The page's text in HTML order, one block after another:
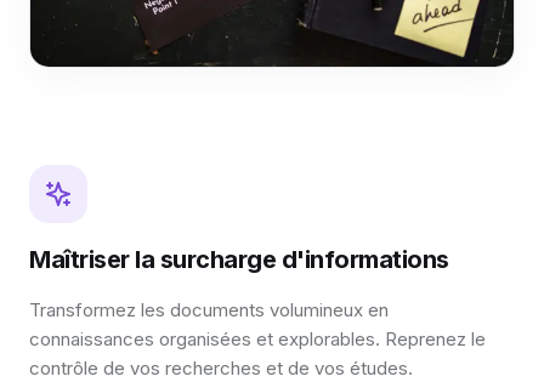
Maîtriser la surcharge d'informations
Transformez les documents volumineux en
connaissances organisées et explorables. Reprenez le
contrôle de vos recherches et de vos études.